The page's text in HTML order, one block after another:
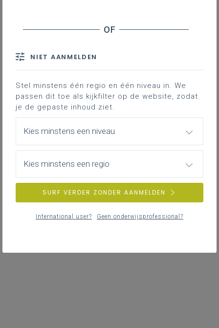
NIET AANMELDEN
Stel minstens één regio en één niveau in. We
passen dit toe als kijkfilter op de website, zodat
je de gepaste inhoud ziet.
Kies minstens een niveau
Kies minstens een regio
SURF VERDER ZONDER AANMELDEN
International user? Geen onderwijsprofessional?